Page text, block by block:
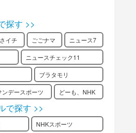
探す >>
イチ ごごナマ ニュース7
ニュースチェック11
ブラタモリ
デースポーツ どーも、NHK
で探す >>
NHKスポーツ